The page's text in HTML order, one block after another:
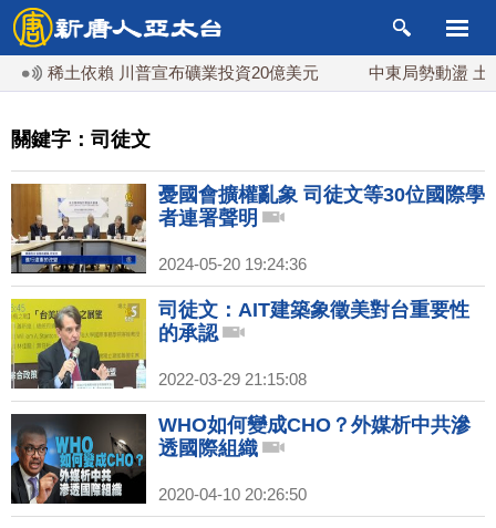
稀土依賴 川普宣布礦業投資20億美元 中東局勢動盪 土耳
關鍵字：司徒文
憂國會擴權亂象 司徒文等30位國際學
者連署聲明
2024-05-20 19:24:36
司徒文：AIT建築象徵美對台重要性
的承認
2022-03-29 21:15:08
WHO如何變成CHO？外媒析中共滲
透國際組織
2020-04-10 20:26:50